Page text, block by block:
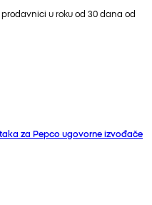
u roku od 30 dana od
za Pepco ugovorne izvođače